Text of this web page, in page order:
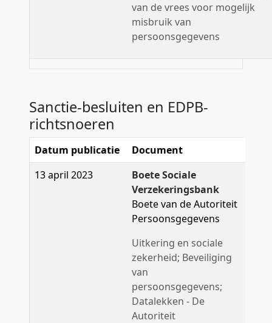
van de vrees voor mogelijk
misbruik van
persoonsgegevens
Sanctie-besluiten en EDPB-
richtsnoeren
Datum publicatie
Document
13 april 2023
Boete Sociale
Verzekeringsbank
Boete van de Autoriteit
Persoonsgegevens
Uitkering en sociale
zekerheid; Beveiliging
van
persoonsgegevens;
Datalekken - De
Autoriteit